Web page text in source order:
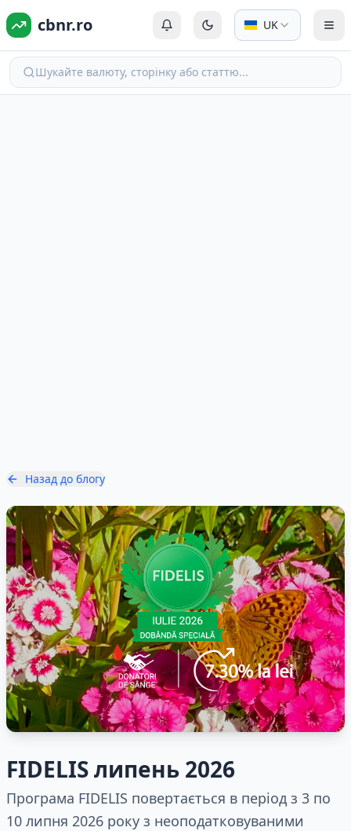
cbnr.ro Автентифікація або Реєстрація
Перемкнути на темний
UK
Шукайте валюту, сторінку або статтю...
Назад до блогу
FIDELIS липень 2026
Програма FIDELIS повертається в період з 3 по
10 липня 2026 року з неоподатковуваними